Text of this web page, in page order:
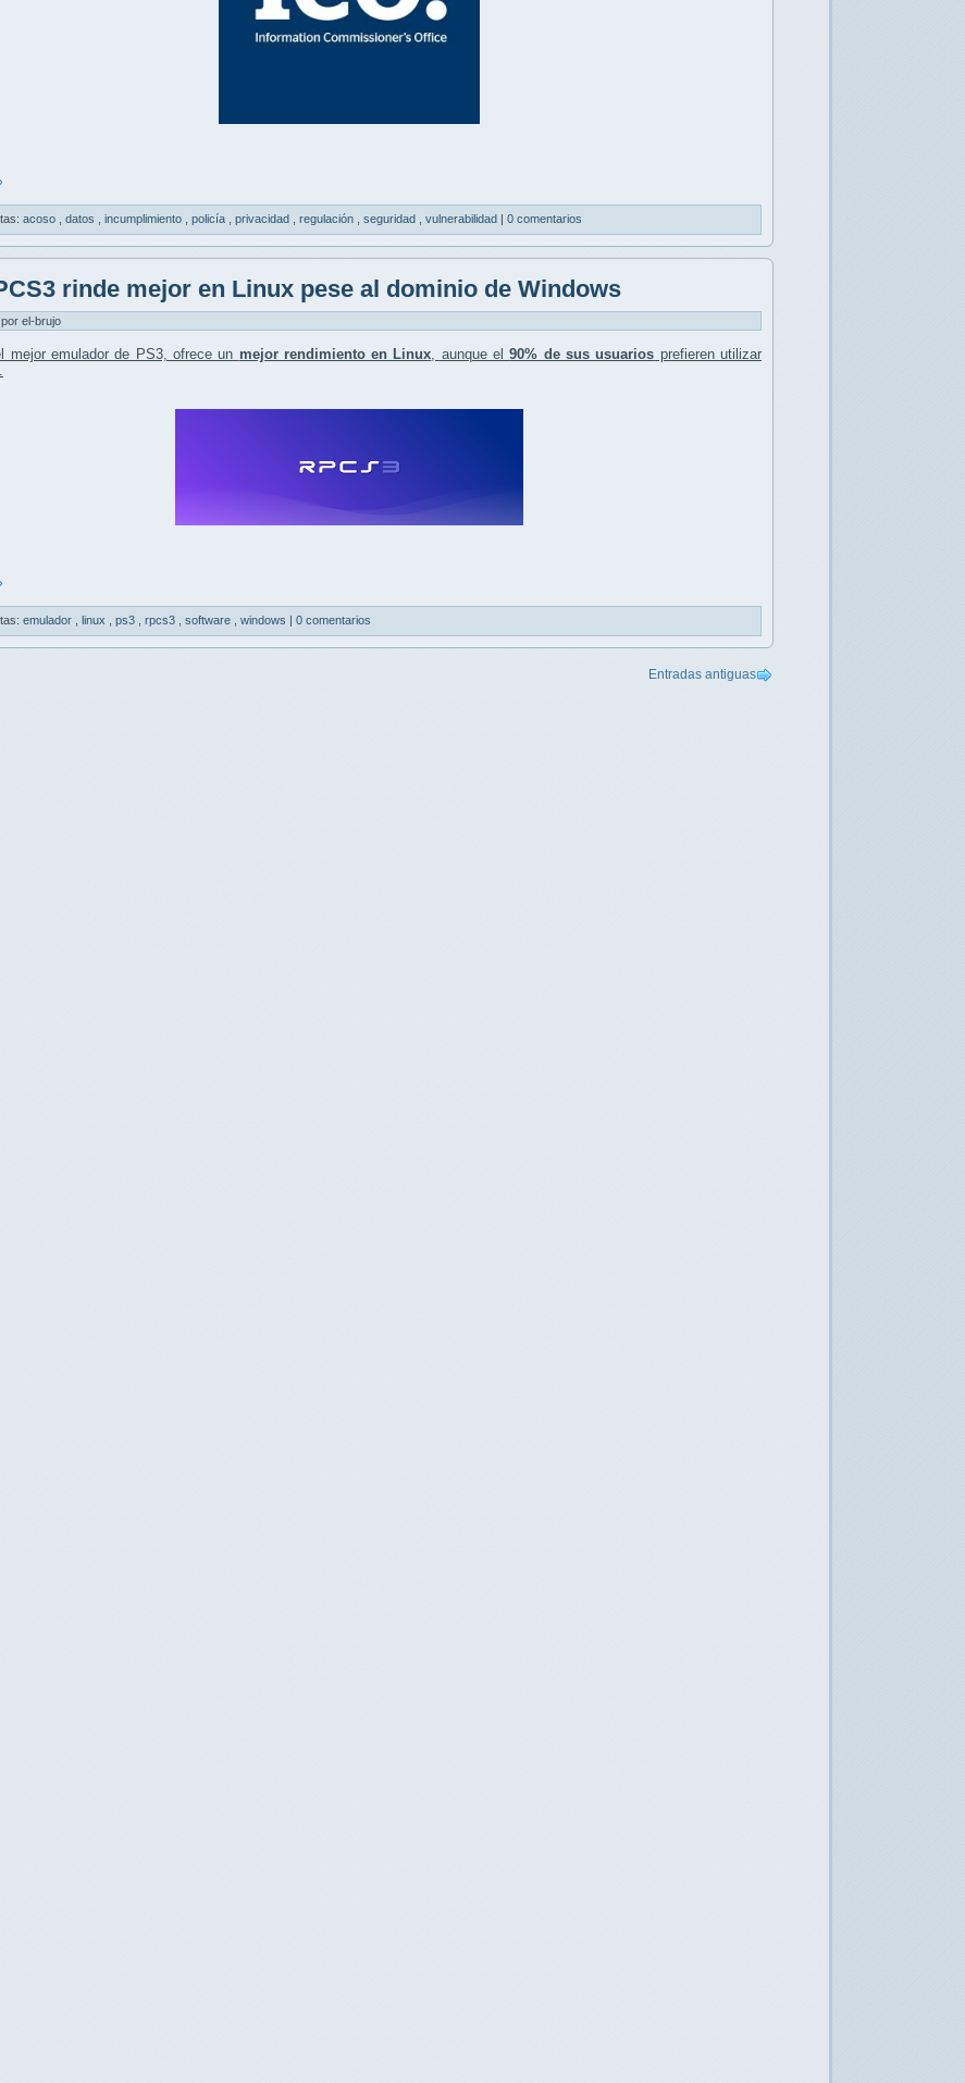
acoso datos incumplimiento policía privacidad regulación seguridad vulnerabilidad | 0 comentarios
rinde mejor en Linux pese al dominio de Windows
el-brujo
mejor emulador de PS3, ofrece un mejor rendimiento en Linux , aunque el90% de sus usuarios prefieren utilizar
emulador linux ps3 rpcs3 software windows | 0 comentarios
Entradas antiguas